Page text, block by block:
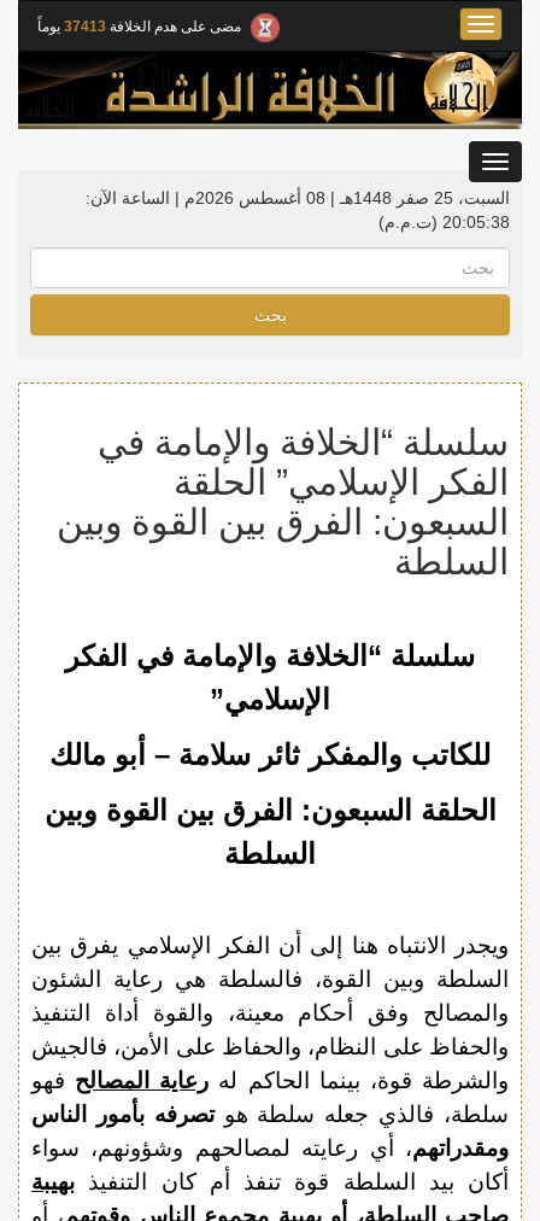
مضى على هدم الخلافة 37413 يوماً
Toggle
navigation
السبت، 25 صفر 1448هـ | 08 أغسطس 2026م |
الساعة الآن:
20:05:38 (ت.م.م)
بحث
سلسلة “الخلافة والإمامة في
الفكر الإسلامي” الحلقة
السبعون: الفرق بين القوة وبين
السلطة
سلسلة “الخلافة والإمامة في الفكر
الإسلامي”
للكاتب والمفكر ثائر سلامة – أبو مالك
الحلقة السبعون:
الفرق بين القوة وبين
السلطة
ويجدر الانتباه هنا إلى أن الفكر الإسلامي يفرق بين
السلطة وبين القوة، فالسلطة هي رعاية الشئون
والمصالح وفق أحكام معينة، والقوة أداة التنفيذ
والحفاظ على النظام، والحفاظ على الأمن، فالجيش
والشرطة قوة، بينما الحاكم له رعاية المصالح فهو
سلطة، فالذي جعله سلطة هوتصرفه بأمور الناس
ومقدراتهم، أي رعايته لمصالحهم وشؤونهم، سواء
أكان بيد السلطة قوة تنفذ أم كان التنفيذ بهيبة